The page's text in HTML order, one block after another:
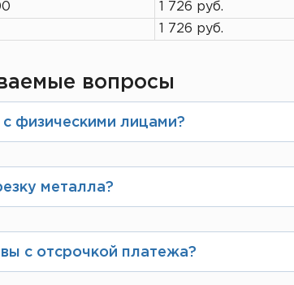
1 726 руб.
1 726 руб.
вопросы
физическими лицами?
будет оплатить заранее или в
металла?
ошибок Вам предложат в
бланке.
с отсрочкой платежа?